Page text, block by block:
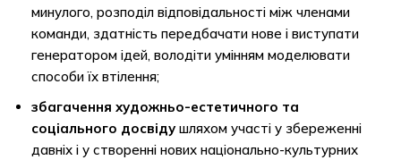
минулого, розподіл відповідальності між членами
команди, здатність передбачати нове і виступати
генератором ідей, володіти умінням моделювати
способи їх втілення;
збагачення художньо-естетичного та
соціального досвіду шляхом участі у збереженні
давніх і у створенні нових національно-культурних